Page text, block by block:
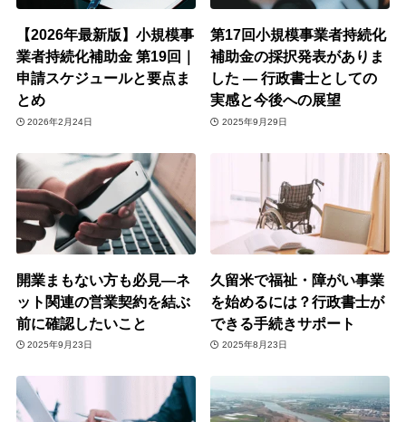
【2026年最新版】小規模事
業者持続化補助金 第19回｜
申請スケジュールと要点ま
とめ
2026年2月24日
第17回小規模事業者持続化
補助金の採択発表がありま
した ― 行政書士としての
実感と今後への展望
2025年9月29日
開業まもない方も必見―ネ
ット関連の営業契約を結ぶ
前に確認したいこと
2025年9月23日
久留米で福祉・障がい事業
を始めるには？行政書士が
できる手続きサポート
2025年8月23日